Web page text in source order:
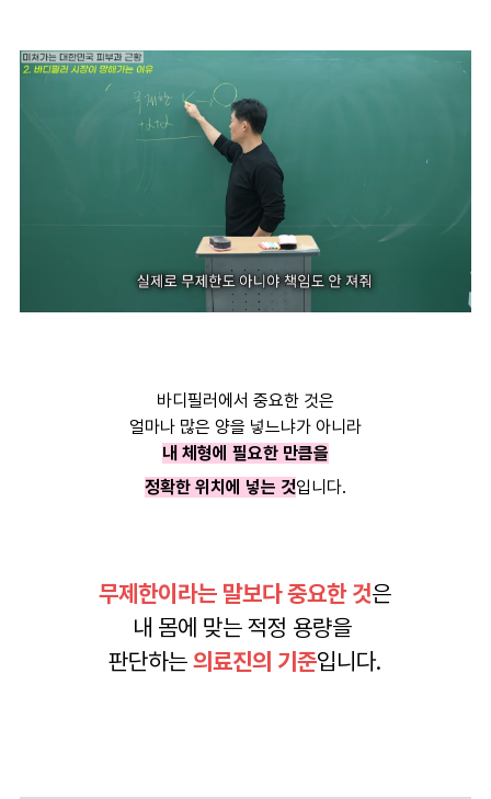
바디필러에서 중요한 것은
얼마나 많은 양을 넣느냐가 아니라
내 체형에 필요한 만큼을
정확한 위치에 넣는 것입니다.
무제한이라는 말보다 중요한 것은
내 몸에 맞는 적정 용량을
판단하는의료진의 기준입니다.